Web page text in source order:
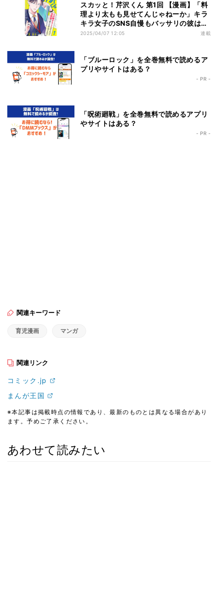
スカッと！芹沢くん 第1回 【漫画】「料
理より太もも見せてんじゃねーか」キラ
キラ女子のSNS自慢もバッサリの彼は…
2025/04/07 12:05 連載
「ブルーロック」を全巻無料で読めるア
プリやサイトはある？
- PR -
「呪術廻戦」を全巻無料で読めるアプリ
やサイトはある？
- PR -
関連キーワード
育児漫画 マンガ
関連リンク
コミック.jp
まんが王国
※本記事は掲載時点の情報であり、最新のものとは異なる場合があり
ます。予めご了承ください。
あわせて読みたい